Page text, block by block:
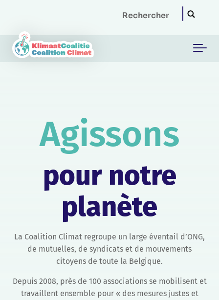
Agissons
pour notre
planète
La Coalition Climat regroupe un large éventail d’ONG,
de mutuelles, de syndicats et de mouvements
citoyens de toute la Belgique.
Depuis 2008, près de 100 associations se mobilisent et
travaillent ensemble pour « des mesures justes et